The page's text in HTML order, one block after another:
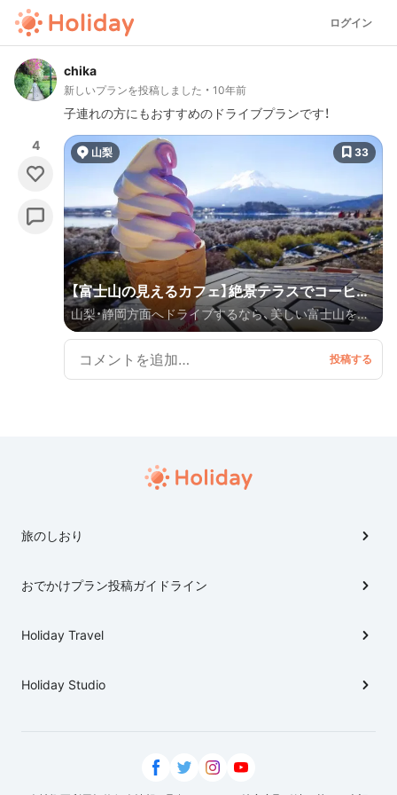
ログイン
chika
新しいプランを投稿しました 10年前
子連れの方にもおすすめのドライブプランです！
4 山梨 33
【富士山の見えるカフェ】絶景テラスでコーヒー
タイムを。ドライブで寄りたい周辺の観光スポ
ットもご紹介！
山梨・静岡方面へドライブするなら、美しい富士山を眺
めることのできるカフェや写真スポットを押さえてお
きたいですよね！ 先日訪れた「富士山の見えるカフェ」
と、その周辺のおすすめスポットをご紹介します。お天
旅のしおり
おでかけプラン投稿ガイドライン
Holiday Travel
Holiday Studio